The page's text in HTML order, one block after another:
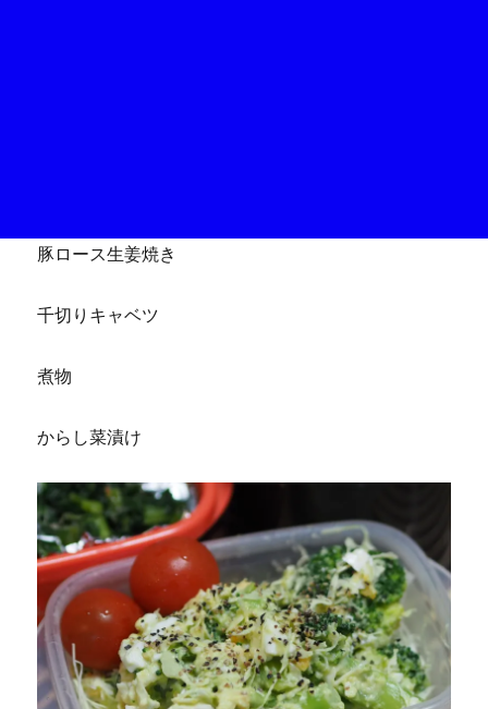
豚ロース生姜焼き
千切りキャベツ
煮物
からし菜漬け